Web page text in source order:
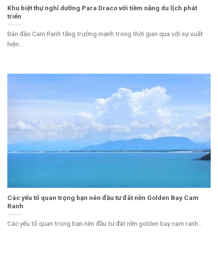
Khu biệt thự nghỉ dưỡng Para Draco với tiềm năng du lịch phát
triển
Bán đảo Cam Ranh tăng trưởng mạnh trong thời gian qua với sự xuất
hiện...
Các yếu tố quan trọng bạn nên đầu tư đât nền Golden Bay Cam
Ranh
Các yếu tố quan trong bạn nên đầu tư đât nền golden bay cam ranh...